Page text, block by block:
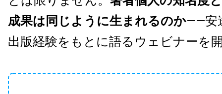
成果は同じように生まれるのか——安
出版経験をもとに語るウェビナーを